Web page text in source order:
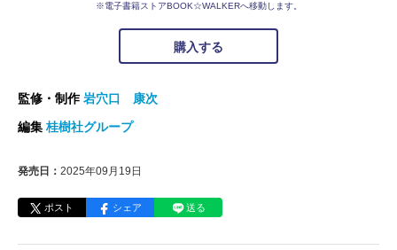
※電子書籍ストアBOOK☆WALKERへ移動します。
購入する
監修・制作岩穴口 康次
編集 桂樹社グループ
発売日： 2025年09月19日
ポスト シェア 送る